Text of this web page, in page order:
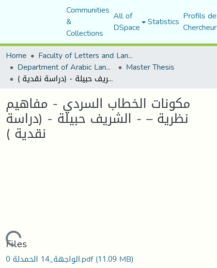
Communities
&
Collections
All of
DSpace Statistics Profils
Home
Faculty of Letters and Languages
Department of Arabic Language and Literature Master Thesis
مكونات الخطاب السردي - مفاھیم نظریة – - الشریف حبیلة - (دراسة نقدیة )
مكونات الخطاب السردي - مفاھیم
نظریة – - الشریف حبیلة - (دراسة
نقدیة )
Loading...
Files
0 الواجهة_14 الحمدلة.pdf(11.09 MB)